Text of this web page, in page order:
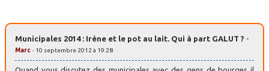
Municipales 2014 : Irène et le pot au lait. Qui à part GALUT ? -
Marc - 10 septembre 2012 à 19:28